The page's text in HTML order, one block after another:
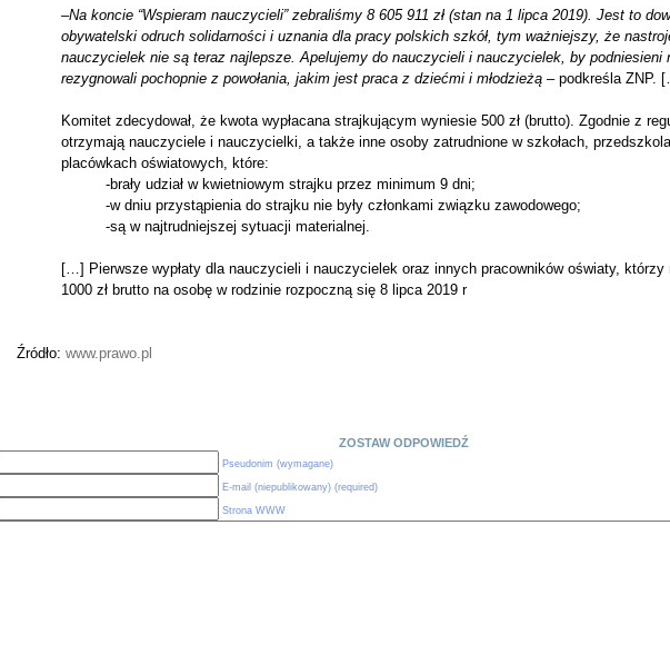
–Na koncie “Wspieram nauczycieli” zebraliśmy 8 605 911 zł (stan na 1 lipca 2019). Jest to
obywatelski odruch solidarności i uznania dla pracy polskich szkół, tym ważniejszy, że
nauczycielek nie są teraz najlepsze. Apelujemy do nauczycieli i nauczycielek, by podniesieni
rezygnowali pochopnie z powołania, jakim jest praca z dziećmi i młodzieżą– podkreśla ZNP.
Komitet zdecydował, że kwota wypłacana strajkującym wyniesie 500 zł (brutto). Zgodnie z
otrzymają nauczyciele i nauczycielki, a także inne osoby zatrudnione w szkołach,
placówkach oświatowych, które:
-brały udział w kwietniowym strajku przez minimum 9 dni;
-w dniu przystąpienia do strajku nie były członkami związku zawodowego;
-są w najtrudniejszej sytuacji materialnej.
[…] Pierwsze wypłaty dla nauczycieli i nauczycielek oraz innych pracowników oświaty, którzy
1000 zł brutto na osobę w rodzinie rozpoczną się 8 lipca 2019 r
Źródło: www.prawo.pl
ZOSTAW ODPOWIEDŹ
Pseudonim (wymagane)
E-mail (niepublikowany) (required)
Strona WWW